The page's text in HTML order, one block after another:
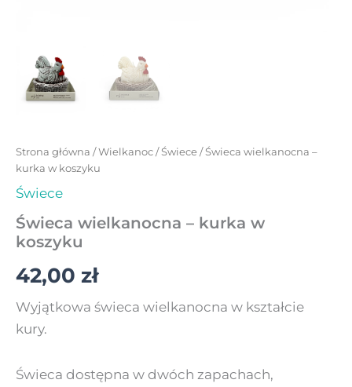
Strona główna /Wielkanoc/Świece/ Świeca wielkanocna –
kurka w koszyku
Świece
Świeca wielkanocna – kurka w
koszyku
42,00 zł
Wyjątkowa świeca wielkanocna w kształcie
kury.
Świeca dostępna w dwóch zapachach,